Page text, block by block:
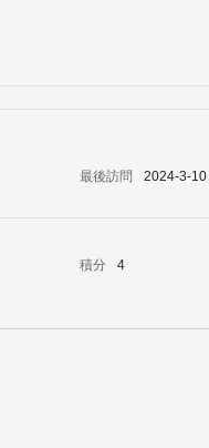
最後訪問
2024-3-
積分
4